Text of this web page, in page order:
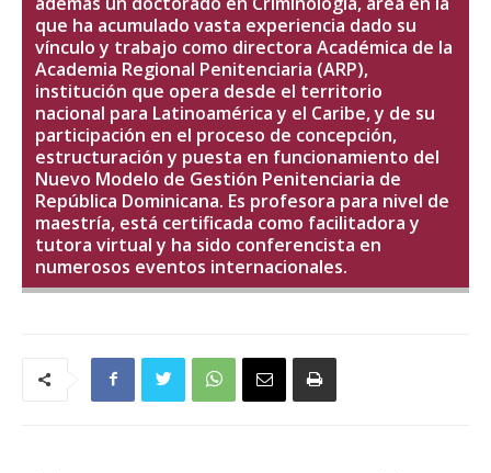
que ha acumulado vasta experiencia dado su
vínculo y trabajo como directora Académica de la
Academia Regional Penitenciaria (ARP),
institución que opera desde el territorio
nacional para Latinoamérica y el Caribe, y de su
participación en el proceso de concepción,
estructuración y puesta en funcionamiento del
Nuevo Modelo de Gestión Penitenciaria de
República Dominicana. Es profesora para nivel de
maestría, está certificada como facilitadora y
tutora virtual y ha sido conferencista en
numerosos eventos internacionales.